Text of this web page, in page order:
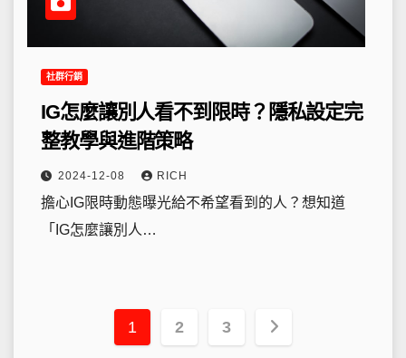
社群行銷
IG怎麼讓別人看不到限時？隱私設定完
整教學與進階策略
2024-12-08 RICH
擔心IG限時動態曝光給不希望看到的人？想知道
「IG怎麼讓別人…
文
1 2 3